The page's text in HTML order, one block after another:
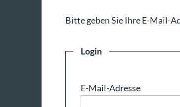
Bit­te ge­ben Sie Ih­re E-Mail-
Login
E-Mail-Adresse